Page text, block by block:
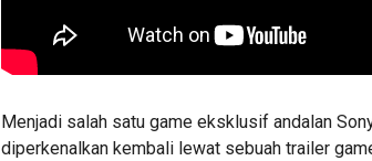
Menjadi salah satu game eksklusif andalan
diperkenalkan kembali lewat sebuah trailer